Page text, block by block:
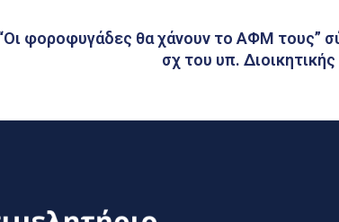
φοροφυγάδες θα χάνουν το ΑΦΜ τους”
σχ του υπ.